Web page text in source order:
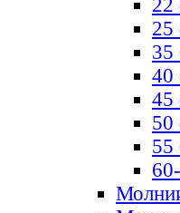
22
25
35
40
45
50
55